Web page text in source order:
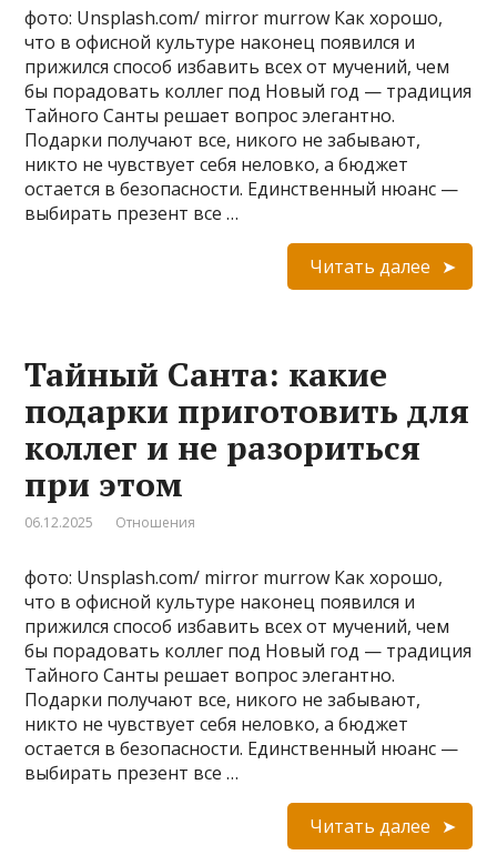
фото: Unsplash.com/ mirror murrow Как хорошо,
что в офисной культуре наконец появился и
прижился способ избавить всех от мучений, чем
бы порадовать коллег под Новый год — традиция
Тайного Санты решает вопрос элегантно.
Подарки получают все, никого не забывают,
никто не чувствует себя неловко, а бюджет
остается в безопасности. Единственный нюанс —
выбирать презент все …
Читать далее
Тайный Санта: какие
подарки приготовить для
коллег и не разориться
при этом
06.12.2025 Отношения
фото: Unsplash.com/ mirror murrow Как хорошо,
что в офисной культуре наконец появился и
прижился способ избавить всех от мучений, чем
бы порадовать коллег под Новый год — традиция
Тайного Санты решает вопрос элегантно.
Подарки получают все, никого не забывают,
никто не чувствует себя неловко, а бюджет
остается в безопасности. Единственный нюанс —
выбирать презент все …
Читать далее